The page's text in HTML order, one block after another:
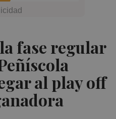
fase regular
al play off